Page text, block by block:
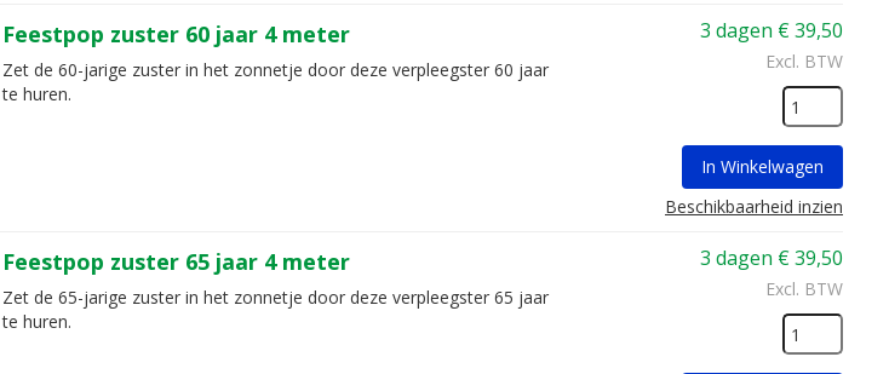
3 dagen €39,50
Excl. BTW
In Winkelwagen
Beschikbaarheid inzien
Feestpop zuster 60 jaar 4 meter
Zet de 60-jarige zuster in het zonnetje door deze verpleegster 60 jaar
te huren.
3 dagen €39,50
Excl. BTW
Feestpop zuster 65 jaar 4 meter
Zet de 65-jarige zuster in het zonnetje door deze verpleegster 65 jaar
te huren.